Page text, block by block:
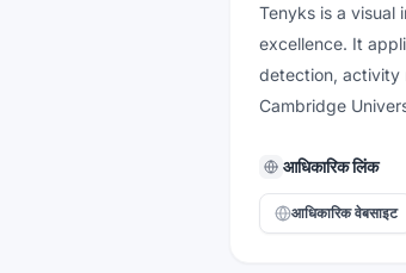
Tenyks is a visual
excellence. It
detection, activity
Cambridge
आधिकारिक लिंक
आधिकारिक वेबसाइट